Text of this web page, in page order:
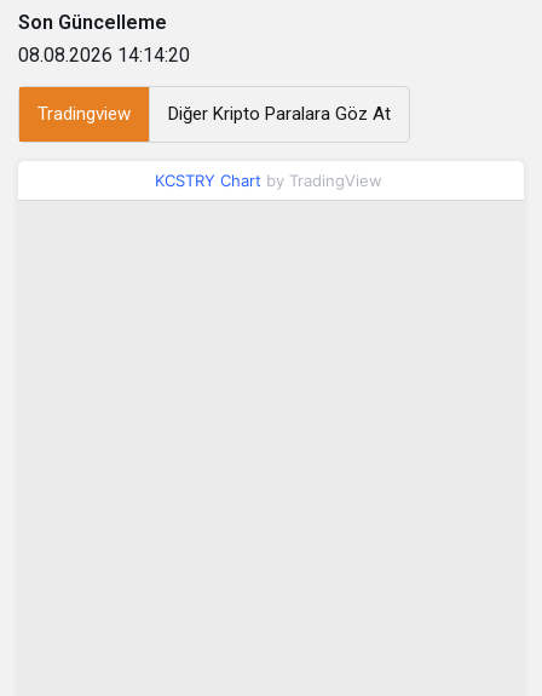
Son Güncelleme
08.08.2026 14:14:20
Tradingview Diğer Kripto Paralara Göz At
KCSTRY Chart by TradingView